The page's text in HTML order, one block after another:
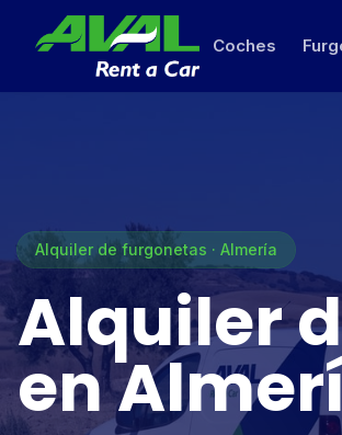
Coches
Alquiler de furgonetas · Almería
Alquiler
en